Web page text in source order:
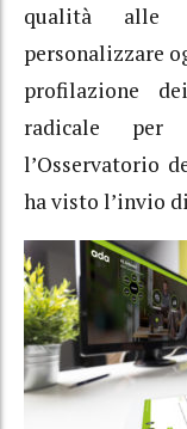
qualità alle
personalizzare
profilazione
radicale per
l’Osservatorio
ha visto l’invio